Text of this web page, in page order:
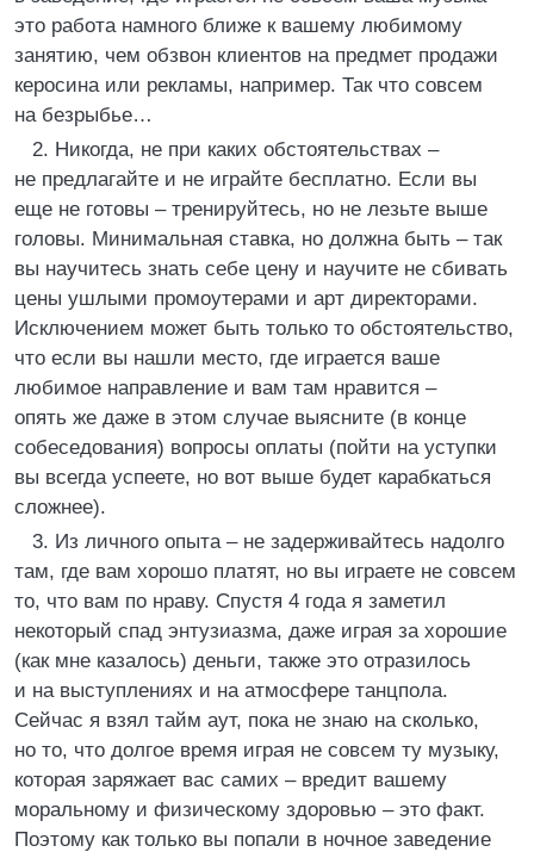
это работа намного ближе к вашему любимому
занятию, чем обзвон клиентов на предмет продажи
керосина или рекламы, например. Так что совсем
на безрыбье…
2. Никогда, не при каких обстоятельствах –
не предлагайте и не играйте бесплатно. Если вы
еще не готовы – тренируйтесь, но не лезьте выше
головы. Минимальная ставка, но должна быть – так
вы научитесь знать себе цену и научите не сбивать
цены ушлыми промоутерами и арт директорами.
Исключением может быть только то обстоятельство,
что если вы нашли место, где играется ваше
любимое направление и вам там нравится –
опять же даже в этом случае выясните (в конце
собеседования) вопросы оплаты (пойти на уступки
вы всегда успеете, но вот выше будет карабкаться
сложнее).
3. Из личного опыта – не задерживайтесь надолго
там, где вам хорошо платят, но вы играете не совсем
то, что вам по нраву. Спустя 4 года я заметил
некоторый спад энтузиазма, даже играя за хорошие
(как мне казалось) деньги, также это отразилось
и на выступлениях и на атмосфере танцпола.
Сейчас я взял тайм аут, пока не знаю на сколько,
но то, что долгое время играя не совсем ту музыку,
которая заряжает вас самих – вредит вашему
моральному и физическому здоровью – это факт.
Поэтому как только вы попали в ночное заведение